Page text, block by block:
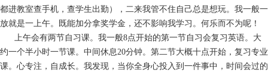
都进教室查手机，查学生出勤），二来我管不住自己总是想玩。我一般一
放就是一上午。既能加分拿奖学金，还不影响我学习。何乐而不为呢！
上午会有两节自习课。我一般8点开始的第一节自习会复习英语。大
约一个半小时一节课。中间休息20分钟。第二节大概十点开始，复习专业
课。心专注，自成长。我发现，当你全身心投入到一件事中，时间会过的